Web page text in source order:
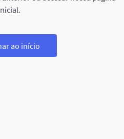
ao início